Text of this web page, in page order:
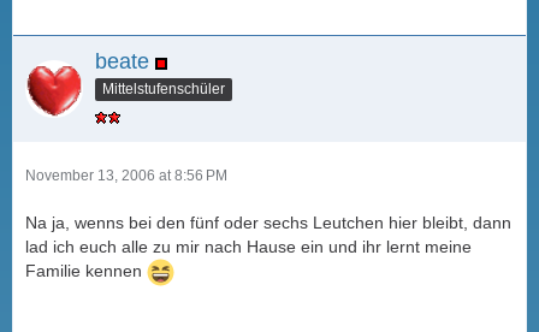
beate
Mittelstufenschüler
November 13, 2006 at 8:56 PM
Na ja, wenns bei den fünf oder sechs Leutchen hier bleibt, dann
lad ich euch alle zu mir nach Hause ein und ihr lernt meine
Familie kennen